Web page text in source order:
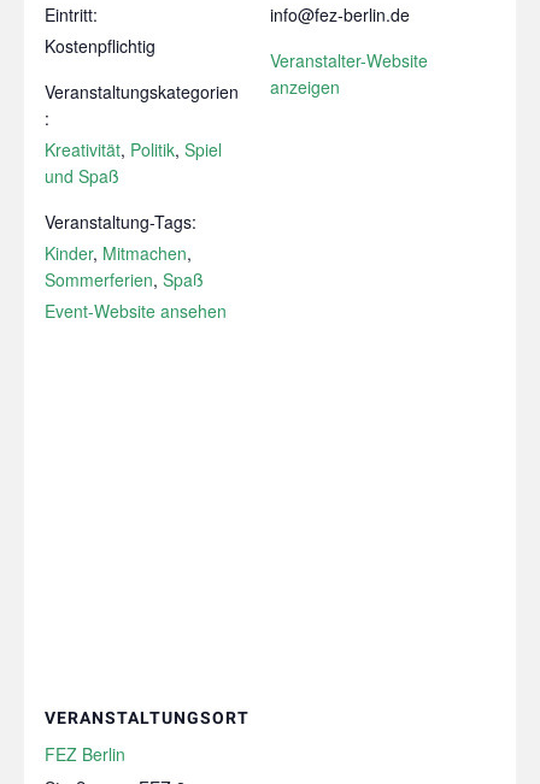
Eintritt:
Kostenpflichtig
Veranstaltungskategorien
:
Kreativität, Politik, Spiel
und Spaß
Veranstaltung-Tags:
Kinder, Mitmachen,
Sommerferien, Spaß
Event-Website ansehen
info@fez-berlin.de
Veranstalter-Website
anzeigen
VERANSTALTUNGSORT
FEZ Berlin